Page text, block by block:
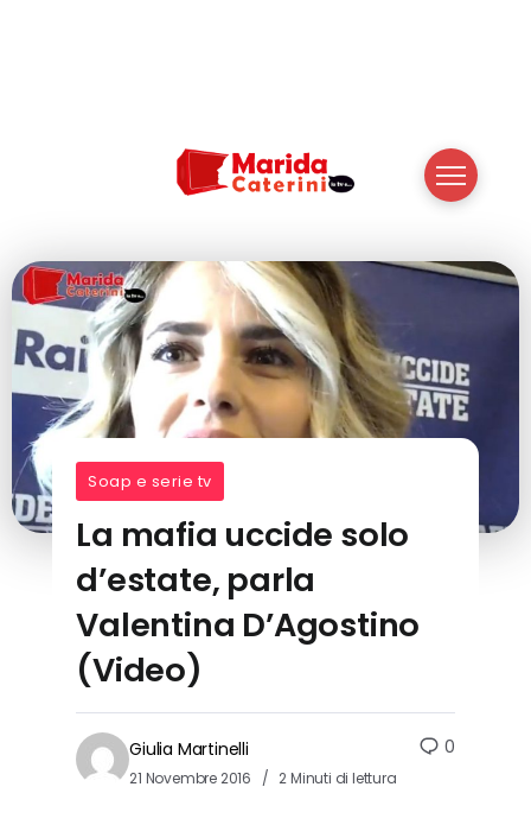
Soap e serie tv
La mafia uccide solo
d’estate, parla
Valentina D’Agostino
(Video)
Giulia Martinelli
21 Novembre 2016 2 Minuti di lettura
0